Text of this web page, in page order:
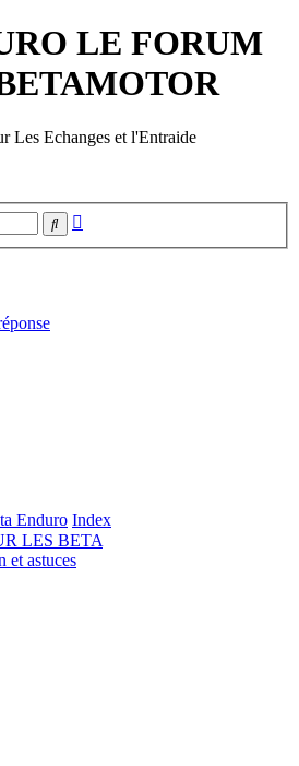
LE FORUM
Les Echanges et l'Entraide
Rechercher
Enduro Index
LES BETA
et astuces